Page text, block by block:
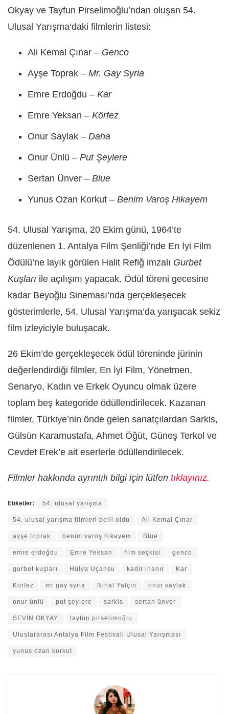
Okyay ve Tayfun Pirselimoğlu’ndan oluşan 54.
Ulusal Yarışma‘daki filmlerin listesi:
Ali Kemal Çınar – Genco
Ayşe Toprak – Mr. Gay Syria
Emre Erdoğdu – Kar
Emre Yeksan – Körfez
Onur Saylak – Daha
Onur Ünlü – Put Şeylere
Sertan Ünver – Blue
Yunus Ozan Korkut – Benim Varoş Hikayem
54. Ulusal Yarışma, 20 Ekim günü, 1964’te
düzenlenen 1. Antalya Film Şenliği’nde En İyi Film
Ödülü’ne layık görülen Halit Refiğ imzalı Gurbet
Kuşları ile açılışını yapacak. Ödül töreni gecesine
kadar Beyoğlu Sineması’nda gerçekleşecek
gösterimlerle, 54. Ulusal Yarışma’da yarışacak sekiz
film izleyiciyle buluşacak.
26 Ekim’de gerçekleşecek ödül töreninde jürinin
değerlendirdiği filmler, En İyi Film, Yönetmen,
Senaryo, Kadın ve Erkek Oyuncu olmak üzere
toplam beş kategoride ödüllendirilecek. Kazanan
filmler, Türkiye’nin önde gelen sanatçılardan Sarkis,
Gülsün Karamustafa, Ahmet Öğüt, Güneş Terkol ve
Cevdet Erek’e ait eserlerle ödüllendirilecek.
Filmler hakkında ayrıntılı bilgi için lütfen tıklayınız.
Etiketler: 54. ulusal yarışma
54. ulusal yarışma filmleri belli oldu Ali Kemal Çınar
ayşe toprak benim varoş hikayem Blue
emre erdoğdu Emre Yeksan film seçkisi genco
gurbet kuşları Hülya Uçansu kadir inanır Kar
Körfez mr gay syria Nihal Yalçın onur saylak
onur ünlü put şeylere sarkis sertan ünver
SEVİN OKYAY tayfun pirselimoğlu
Uluslararası Antalya Film Festivali Ulusal Yarışması
yunus ozan korkut